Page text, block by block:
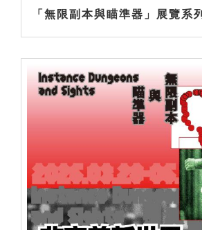
「無限副本與瞄準器」展覽系